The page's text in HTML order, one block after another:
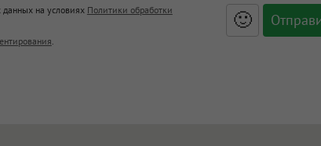
<small>, <sup>, <sub>, <pre>, <ul>, <ol>, <li>,
адреса URL автоматически становятся ссылками, и
на условиях Политики обработки
.
🙂